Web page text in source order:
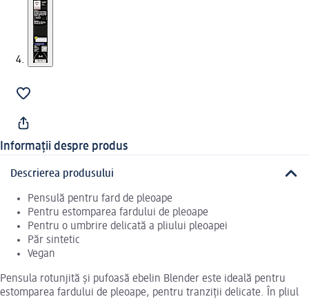
Informații despre produs
Descrierea produsului
Pensulă pentru fard de pleoape
Pentru estomparea fardului de pleoape
Pentru o umbrire delicată a pliului pleoapei
Păr sintetic
Vegan
Pensula rotunjită și pufoasă ebelin Blender este ideală pentru
estomparea fardului de pleoape, pentru tranziții delicate. În pliul